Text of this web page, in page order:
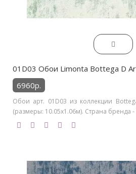
01D03 Обои Limonta Bottega D
6960р.
Обои арт. 01D03 из коллекции
(размеры: 10.05х1.06м). Страна бренда -